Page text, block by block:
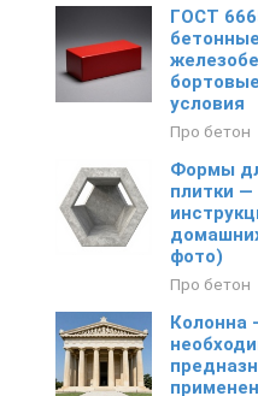
ГОСТ
условия
Про бетон
Формы
плитки —
фото)
Про бетон
Колонна